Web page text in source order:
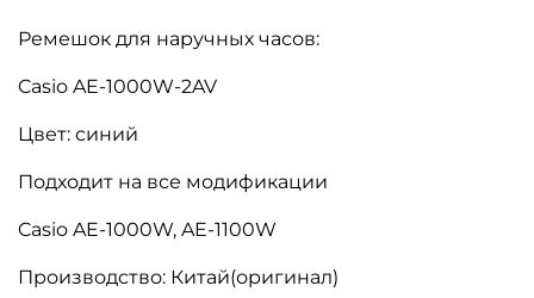
Ремешок для наручных часов:
Casio AE-1000W-2AV
Цвет: синий
Подходит на все модификации
Casio AE-1000W, AE-1100W
Производство: Китай(оригинал)